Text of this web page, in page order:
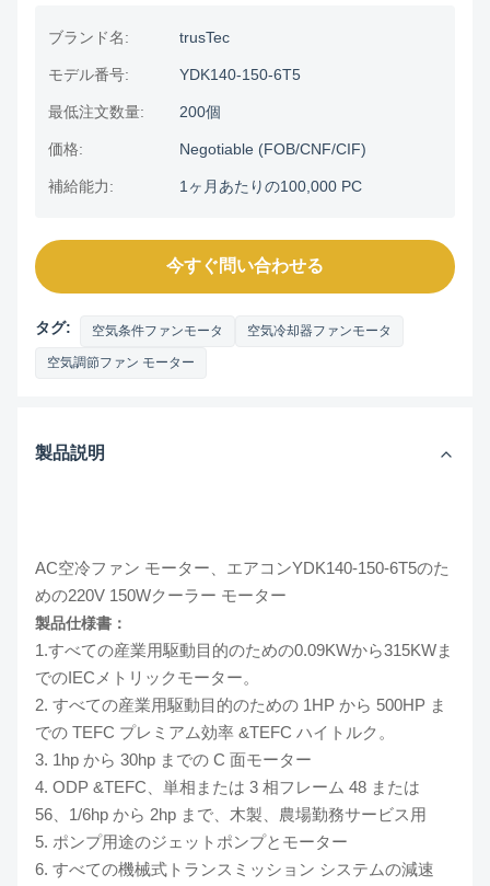
ブランド名: trusTec
モデル番号: YDK140-150-6T5
最低注文数量: 200個
価格: Negotiable (FOB/CNF/CIF)
補給能力: 1ヶ月あたりの100,000 PC
今すぐ問い合わせる
タグ: 空気条件ファンモータ 空気冷却器ファンモータ
空気調節ファン モーター
製品説明
AC空冷ファン モーター、エアコンYDK140-150-6T5のた
めの220V 150Wクーラー モーター
製品仕様書：
1.すべての産業用駆動目的のための0.09KWから315KWま
でのIECメトリックモーター。
2. すべての産業用駆動目的のための 1HP から 500HP ま
での TEFC プレミアム効率 &TEFC ハイトルク。
3. 1hp から 30hp までの C 面モーター
4. ODP &TEFC、単相または 3 相フレーム 48 または
56、1/6hp から 2hp まで、木製、農場勤務サービス用
5. ポンプ用途のジェットポンプとモーター
6. すべての機械式トランスミッション システムの減速